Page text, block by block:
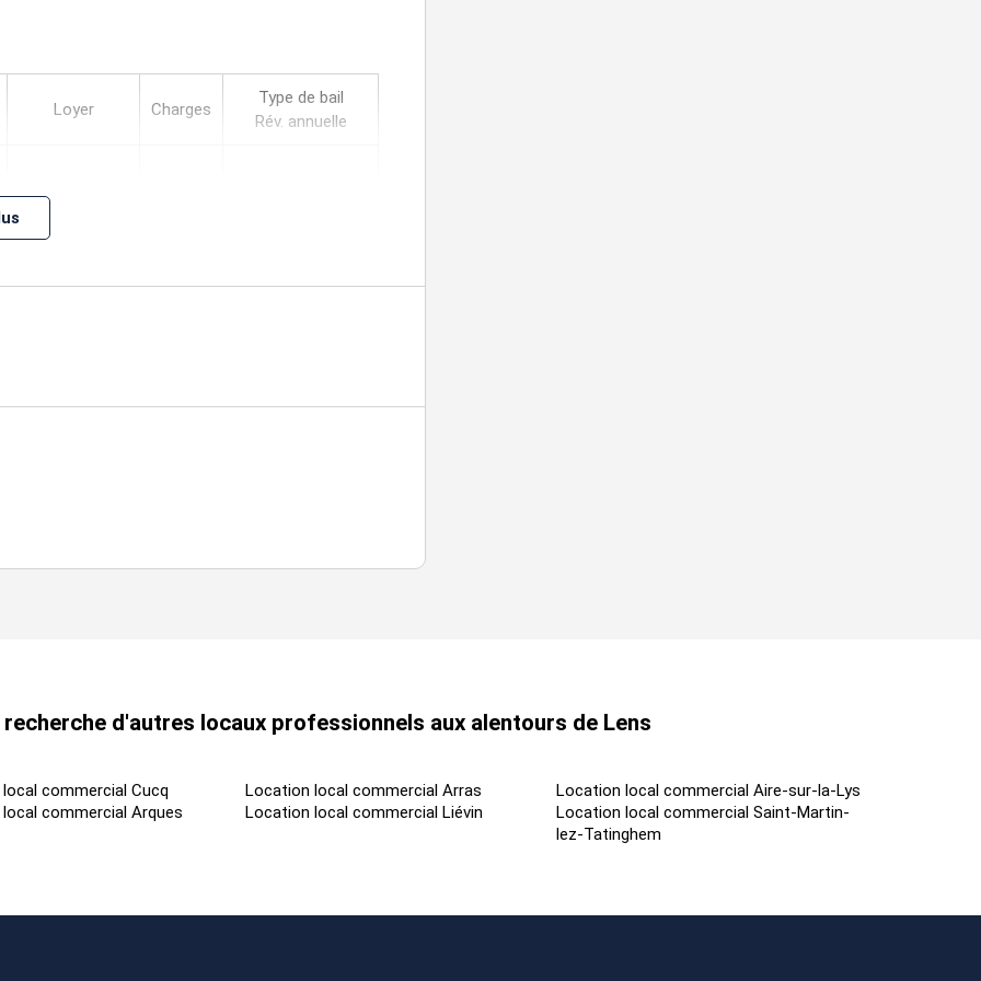
Loyer Charges
Type de bail
Rév. annuelle
d'autres locaux professionnels aux alentours de Lens
commercial Cucq
commercial Arques
Location local commercial Arras
Location local commercial Liévin
Location local commercial Aire-sur-la-Lys
Location local commercial Saint-Martin-
lez-Tatinghem